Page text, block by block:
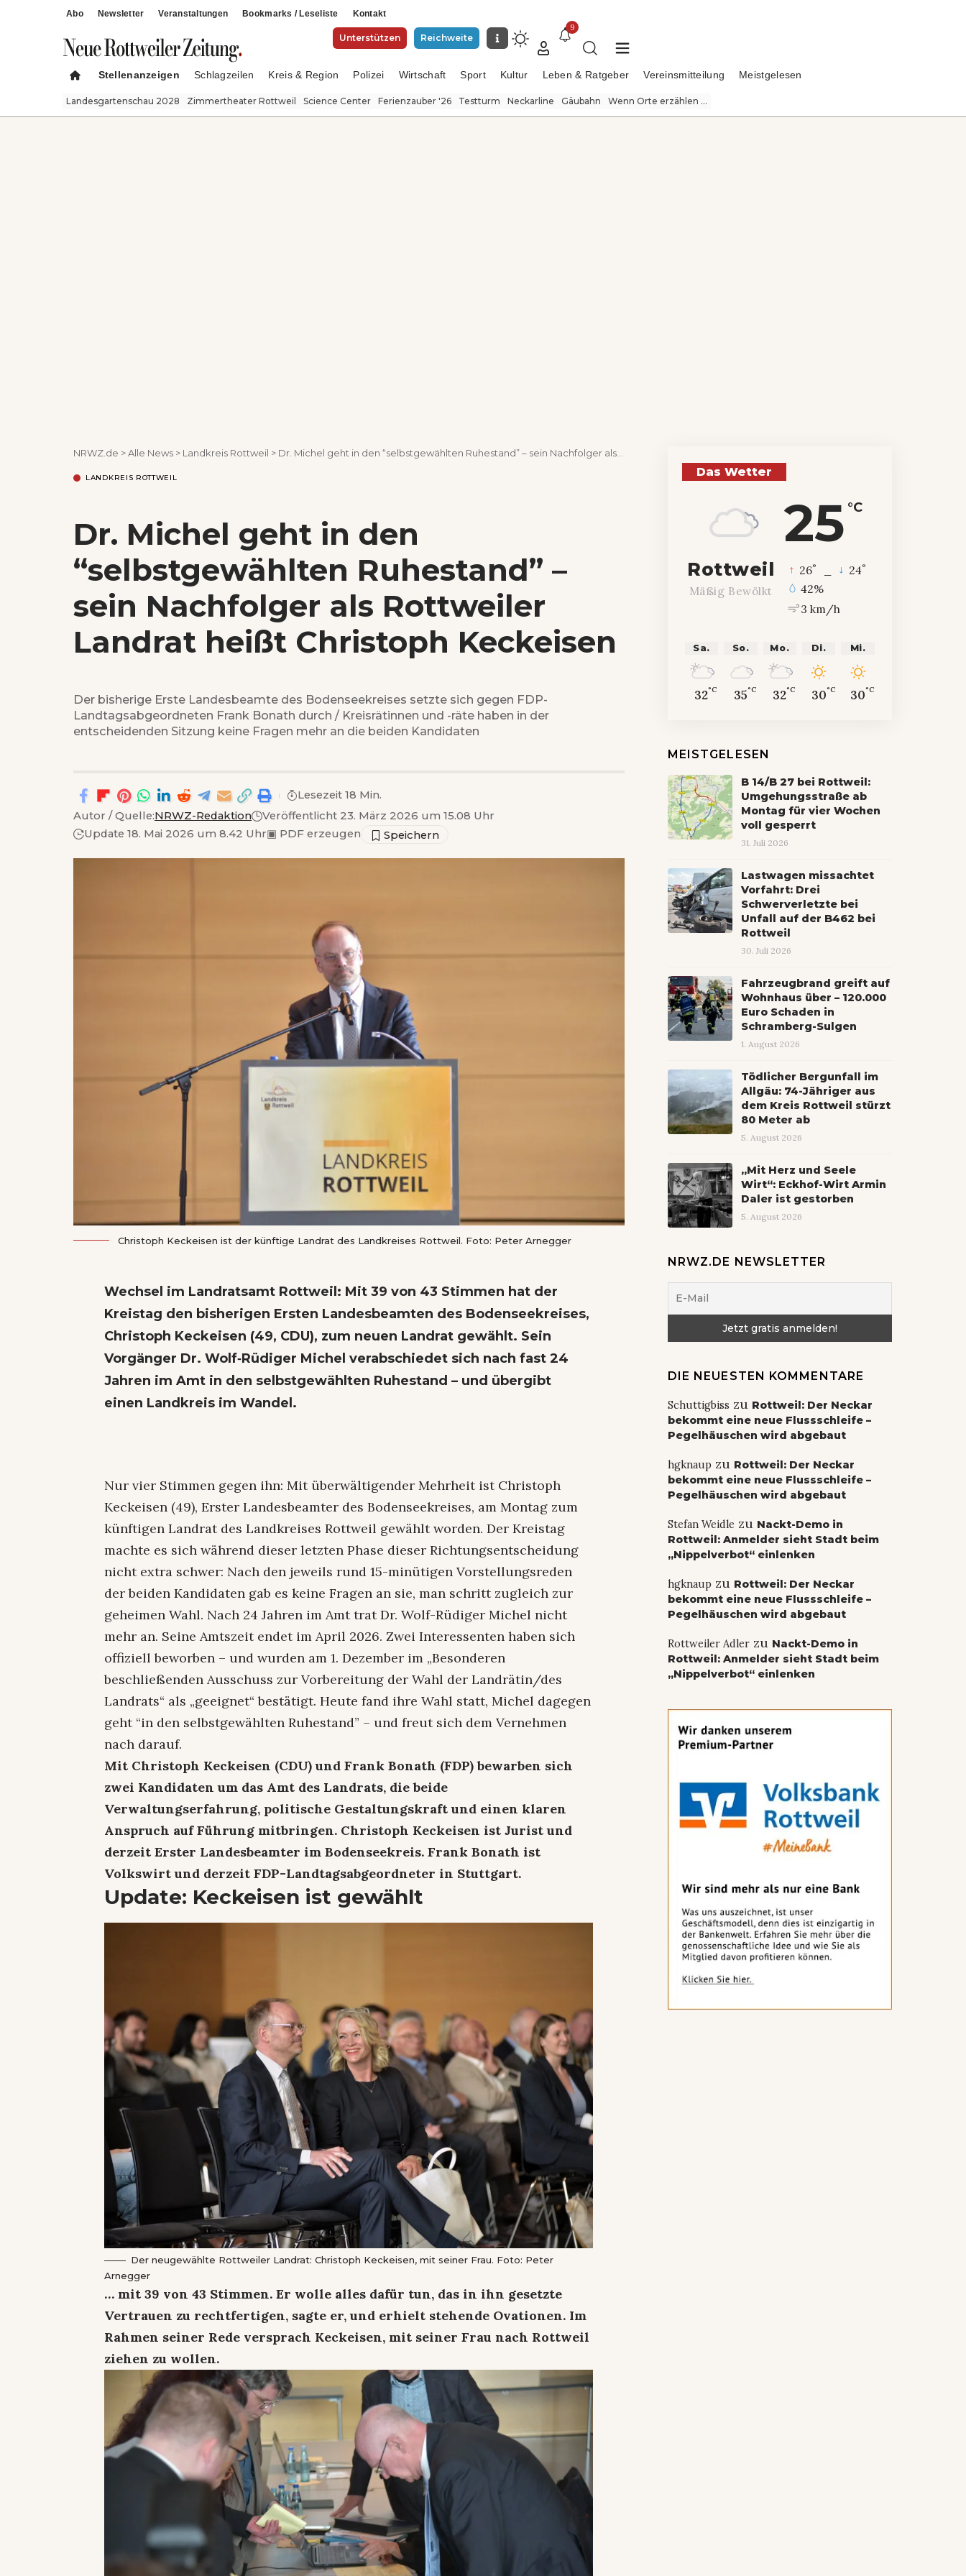
Abo Newsletter Veranstaltungen Bookmarks / Leseliste Kontakt
Unterstützen Reichweite
9
Stellenanzeigen Schlagzeilen Kreis & Region Polizei Wirtschaft Sport Kultur Leben & Ratgeber Vereinsmitteilung Meistgelesen
Landesgartenschau 2028 Zimmertheater Rottweil Science Center Ferienzauber '26 Testturm Neckarline Gäubahn Wenn Orte erzählen ...
NRWZ.de >Alle News > Landkreis Rottweil > Dr. Michel geht in den “selbstgewählten Ruhestand” – sein Nachfolger als Rottweiler Landrat heißt Christoph Keckeisen
LANDKREIS ROTTWEIL
Dr. Michel geht in den
“selbstgewählten Ruhestand” –
sein Nachfolger als Rottweiler
Landrat heißt Christoph Keckeisen
Der bisherige Erste Landesbeamte des Bodenseekreises setzte sich gegen FDP-
Landtagsabgeordneten Frank Bonath durch / Kreisrätinnen und -räte haben in der
entscheidenden Sitzung keine Fragen mehr an die beiden Kandidaten
Autor / Quelle:NRWZ-Redaktion
Veröffentlicht 23. März 2026 um 15.08 Uhr
Update 18. Mai 2026 um 8.42 Uhr▣ PDF erzeugen
Lesezeit 18 Min.
Christoph Keckeisen ist der künftige Landrat des Landkreises Rottweil. Foto: Peter Arnegger
Wechsel im Landratsamt Rottweil: Mit 39 von 43 Stimmen hat der
Kreistag den bisherigen Ersten Landesbeamten des Bodenseekreises,
Christoph Keckeisen (49, CDU), zum neuen Landrat gewählt. Sein
Vorgänger Dr. Wolf‑Rüdiger Michel verabschiedet sich nach fast 24
Jahren im Amt in den selbstgewählten Ruhestand – und übergibt
einen Landkreis im Wandel.
Nur vier Stimmen gegen ihn: Mit überwältigender Mehrheit ist Christoph
Keckeisen (49), Erster Landesbeamter des Bodenseekreises, am Montag zum
künftigen Landrat des Landkreises Rottweil gewählt worden. Der Kreistag
machte es sich während dieser letzten Phase dieser Richtungsentscheidung
nicht extra schwer: Nach den jeweils rund 15-minütigen Vorstellungsreden
der beiden Kandidaten gab es keine Fragen an sie, man schritt zugleich zur
geheimen Wahl. Nach 24 Jahren im Amt trat Dr. Wolf-Rüdiger Michel nicht
mehr an. Seine Amtszeit endet im April 2026. Zwei Interessenten haben sich
offiziell beworben – und wurden am 1. Dezember im „Besonderen
beschließenden Ausschuss zur Vorbereitung der Wahl der Landrätin/des
Landrats“ als „geeignet“ bestätigt. Heute fand ihre Wahl statt, Michel dagegen
geht “in den selbstgewählten Ruhestand” – und freut sich dem Vernehmen
nach darauf.
Mit Christoph Keckeisen (CDU) und Frank Bonath (FDP) bewarben sich
zwei Kandidaten um das Amt des Landrats, die beide
Verwaltungserfahrung, politische Gestaltungskraft und einen klaren
Anspruch auf Führung mitbringen. Christoph Keckeisen ist Jurist und
derzeit Erster Landesbeamter im Bodenseekreis. Frank Bonath ist
Volkswirt und derzeit FDP-Landtagsabgeordneter in Stuttgart.
Update: Keckeisen ist gewählt
Der neugewählte Rottweiler Landrat: Christoph Keckeisen, mit seiner Frau. Foto: Peter
Arnegger
… mit 39 von 43 Stimmen. Er wolle alles dafür tun, das in ihn gesetzte
Vertrauen zu rechtfertigen, sagte er, und erhielt stehende Ovationen. Im
Rahmen seiner Rede versprach Keckeisen, mit seiner Frau nach Rottweil
ziehen zu wollen.
Das Wetter
25 °C
Rottweil
Mäßig Bewölkt
26° 24°
42%
3 km/h
Sa.
32°C
So.
35°C
Mo.
32°C
Di.
30°C
Mi.
30°C
MEISTGELESEN
B 14/B 27 bei Rottweil:
Umgehungsstraße ab
Montag für vier Wochen
voll gesperrt
31. Juli 2026
Lastwagen missachtet
Vorfahrt: Drei
Schwerverletzte bei
Unfall auf der B462 bei
Rottweil
30. Juli 2026
Fahrzeugbrand greift auf
Wohnhaus über – 120.000
Euro Schaden in
Schramberg-Sulgen
1. August 2026
Tödlicher Bergunfall im
Allgäu: 74-Jähriger aus
dem Kreis Rottweil stürzt
80 Meter ab
5. August 2026
„Mit Herz und Seele
Wirt“: Eckhof-Wirt Armin
Daler ist gestorben
5. August 2026
NRWZ.DE NEWSLETTER
DIE NEUESTEN KOMMENTARE
Schuttigbiss zu Rottweil: Der Neckar
bekommt eine neue Flussschleife –
Pegelhäuschen wird abgebaut
hgknaupzu Rottweil: Der Neckar
bekommt eine neue Flussschleife –
Pegelhäuschen wird abgebaut
Stefan Weidle zu Nackt-Demo in
Rottweil: Anmelder sieht Stadt beim
„Nippelverbot“ einlenken
hgknaupzu Rottweil: Der Neckar
bekommt eine neue Flussschleife –
Pegelhäuschen wird abgebaut
Rottweiler Adlerzu Nackt-Demo in
Rottweil: Anmelder sieht Stadt beim
„Nippelverbot“ einlenken